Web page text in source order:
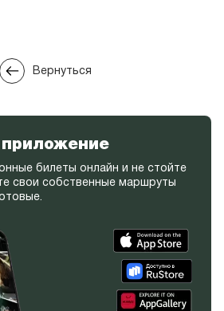
Вернуться
билеты онлайн и не стойте
свои собственные маршруты